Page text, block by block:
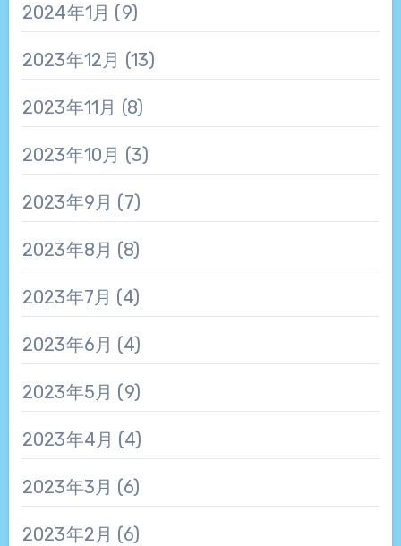
2024年1月 (9)
2023年12月 (13)
2023年11月 (8)
2023年10月 (3)
2023年9月 (7)
2023年8月 (8)
2023年7月 (4)
2023年6月 (4)
2023年5月 (9)
2023年4月 (4)
2023年3月 (6)
2023年2月 (6)